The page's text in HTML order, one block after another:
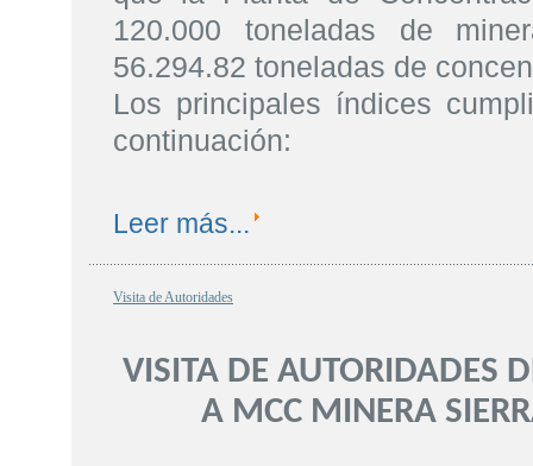
120.000 toneladas de
56.294.82 toneladas de
Los principales índices
continuación:
Leer más...
Visita de Autoridades
VISITA DE AUTORIDADES
A MCC MINERA